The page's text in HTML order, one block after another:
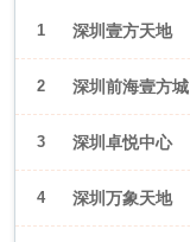
1 深圳壹方天地
2 深圳前海壹方城
3 深圳卓悦中心
4 深圳万象天地